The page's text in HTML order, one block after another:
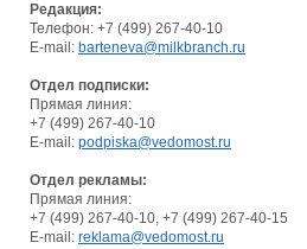
Редакция:
Телефон: +7 (499) 267-40-10
E-mail: barteneva@milkbranch.ru
Отдел подписки:
Прямая линия:
+7 (499) 267-40-10
E-mail: podpiska@vedomost.ru
Отдел рекламы:
Прямая линия:
+7 (499) 267-40-10, +7 (499) 267-40-15
E-mail: reklama@vedomost.ru